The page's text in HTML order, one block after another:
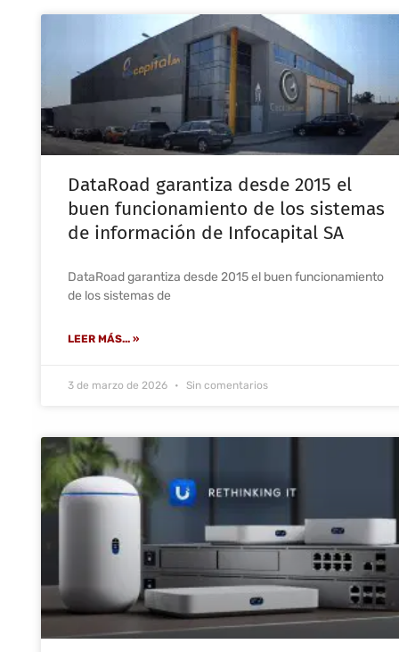
DataRoad garantiza desde 2015 el
buen funcionamiento de los sistemas
de información de Infocapital SA
DataRoad garantiza desde 2015 el buen funcionamiento
de los sistemas de
LEER MÁS... »
3 de marzo de 2026 Sin comentarios